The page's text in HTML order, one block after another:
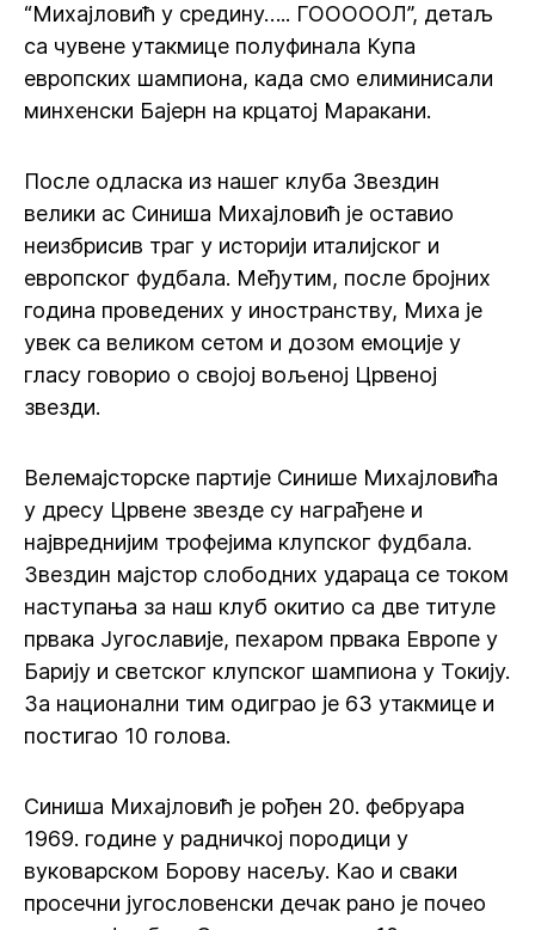
“Михајловић у средину….. ГОООООЛ”, детаљ
са чувене утакмице полуфинала Купа
европских шампиона, када смо елиминисали
минхенски Бајерн на крцатој Маракани.
После одласка из нашег клуба Звездин
велики ас Синиша Михајловић је оставио
неизбрисив траг у историји италијског и
европског фудбала. Међутим, после бројних
година проведених у иностранству, Миха је
увек са великом сетом и дозом емоције у
гласу говорио о својој вољеној Црвеној
звезди.
Велемајсторске партије Синише Михајловића
у дресу Црвене звезде су награђене и
највреднијим трофејима клупског фудбала.
Звездин мајстор слободних удараца се током
наступања за наш клуб окитио са две титуле
првака Југославије, пехаром првака Европе у
Барију и светског клупског шампиона у Токију.
За национални тим одиграо је 63 утакмице и
постигао 10 голова.
Синиша Михајловић је рођен 20. фебруара
1969. године у радничкој породици у
вуковарском Борову насељу. Као и сваки
просечни југословенски дечак рано је почео